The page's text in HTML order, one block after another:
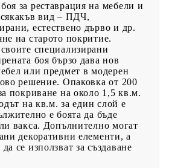
за реставрация на мебели и
вид – ПДЧ,
естествено дърво и др.
на старото покритие.
специализирани
боя бързо дава нов
или предмет в модерен
решение. Опаковка от 200
покриване на около 1,5 кв.м.
на кв.м. за един слой е
е боята да бъде
вакса. Допълнително могат
декоративни елементи, а
се използват за създаване